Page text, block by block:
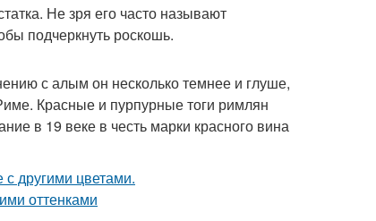
Не зря его часто называют
подчеркнуть роскошь.
с алым он несколько темнее и глуше,
Красные и пурпурные тоги римлян
в 19 веке в честь марки красного вина